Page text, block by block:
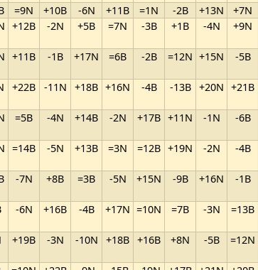
=9N +10B -6N +11B =1N -2B +13N +7N
+12B -2N +5B =7N -3B +1B -4N +9N
+11B -1B +17N =6B -2B =12N +15N -5B
+22B -11N +18B +16N -4B -13B +20N +21B
=5B -4N +14B -2N +17B +11N -1N -6B
=14B -5N +13B =3N =12B +19N -2N -4B
-7N +8B =3B -5N +15N -9B +16N -1B
-6N +16B -4B +17N =10N =7B -3N =13B
+19B -3N -10N +18B +16B +8N -5B =12N